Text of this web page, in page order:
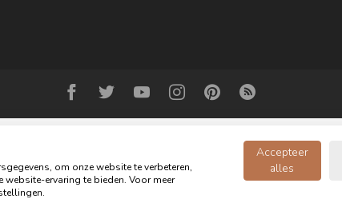
2026 Oldwood de Woonwinkel - Powered by
om onze website te verbeteren,
ervaring te bieden. Voor meer
Accepteer
alles